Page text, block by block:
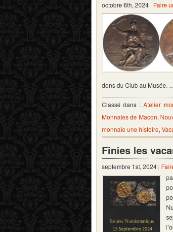
octobre 6th, 2024 | Faire
dons du Club au Musée.
Classé dans :Atelier
Monnaies de Macon,
monnaie une histoire,
Finies les
septembre 1st, 2024 |